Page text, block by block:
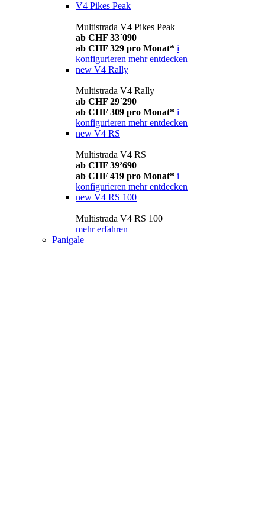
V4 Pikes Peak
Multistrada V4 Pikes Peak
ab CHF 33´090
ab CHF 329 pro Monat* i
konfigurieren mehr entdecken
new V4 Rally
Multistrada V4 Rally
ab CHF 29´290
ab CHF 309 pro Monat* i
konfigurieren mehr entdecken
new V4 RS
Multistrada V4 RS
ab CHF 39’690
ab CHF 419 pro Monat* i
konfigurieren mehr entdecken
new V4 RS 100
Multistrada V4 RS 100
mehr erfahren
Panigale